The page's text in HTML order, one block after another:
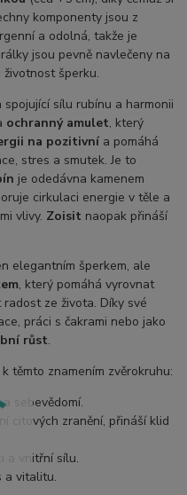
komponenty jsou z
a odolná, takže je
jsou pevně navlečeny na
šperku.
spojující sílu rubínu a harmonii
ochranný amulet, který
na pozitivní a pomáhá
stres a smutek. Je to
je odedávna kamenem
cirkulaci energie v těle a
vlivy. Zoisit naopak přináší
elegantním šperkem, ale
, který pomáhá vyrovnat
ze života. Díky své
práci s čakrami nebo jako
růst.
těmto znamením zvěrokruhu:
sebevědomí.
citových zranění, přináší klid
a vnitřní sílu.
a vitalitu.